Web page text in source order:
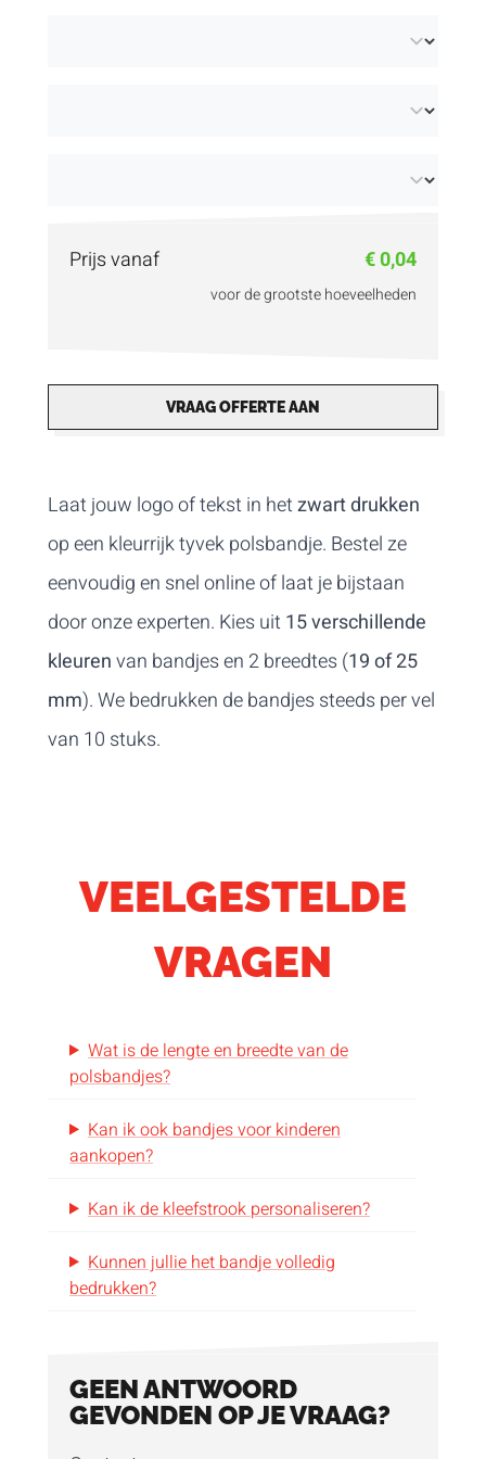
dan voortyvek bandjes met bedrukking in
Prijs vanaf € 0,04
voor de grootste hoeveelheden
VRAAG OFFERTE AAN
Laat jouw logo of tekst in hetzwart drukken
op een kleurrijk tyvek polsbandje. Bestel ze
eenvoudig en snel online of laat je bijstaan
door onze experten. Kies uit15 verschillende
kleurenvan bandjes en 2 breedtes (19 of 25
mm). We bedrukken de bandjes steeds per vel
van 10 stuks.
VEELGESTELDE
VRAGEN
Wat is de lengte en breedte van de
polsbandjes?
Kan ik ook bandjes voor kinderen
aankopen?
Kan ik de kleefstrook personaliseren?
Kunnen jullie het bandje volledig
bedrukken?
GEEN ANTWOORD
GEVONDEN OP JE VRAAG?